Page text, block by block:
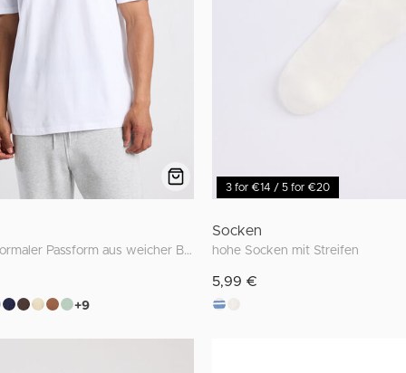
T-Shirt mit normaler Passform aus weicher Baumwolle
+9
3 for €14 / 5 for €20
Socken
hohe Socken mit Streifen
5,99 €